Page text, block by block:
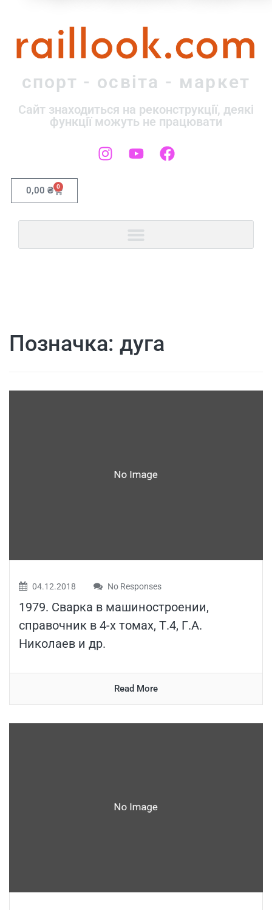
raillook.com
спорт - освіта - маркет
Сайт знаходиться на реконструкції, деякі
функції можуть не працювати
0,00 ₴ 0
Позначка: дуга
04.12.2018 No Responses
1979. Сварка в машиностроении,
справочник в 4-х томах, Т.4, Г.А.
Николаев и др.
Read More